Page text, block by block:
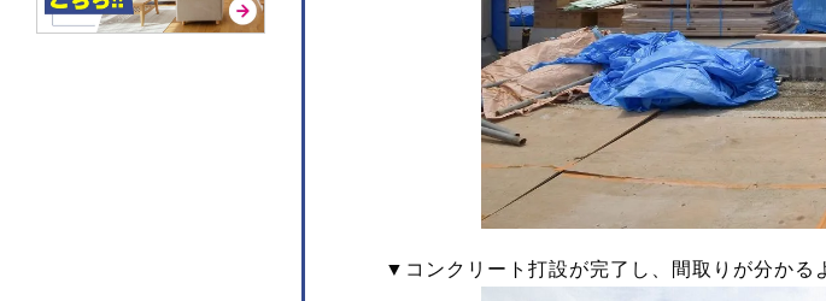
▼コンクリート打設が完了し、間取りが分かる